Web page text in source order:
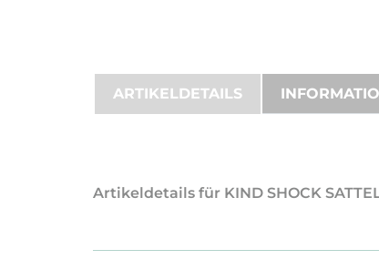
ARTIKELDETAILS
Artikeldetails für KIND SHOCK